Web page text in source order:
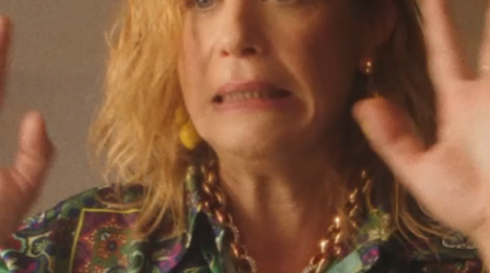
Perfil de usuario
Mis dispositivos
Mis pedidos
Mis direcciones
Mis suscripciones
FAQ™ Pure Beauty-Tech Elixir
BREAKING NEWS
issa™ Teeth Whitening Set
Deutsch
Español
Français
Italiano
Português
Polski
Svenska
Русский
Türkçe
简体中文 繁體中文